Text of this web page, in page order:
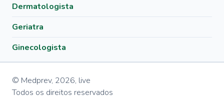
Dermatologista
Geriatra
Ginecologista
© Medprev, 2026, live
Todos os direitos reservados